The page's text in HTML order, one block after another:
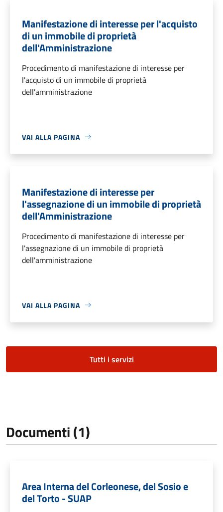
Manifestazione di interesse per l'acquisto
di un immobile di proprietà
dell'Amministrazione
Procedimento di manifestazione di interesse per
l'acquisto di un immobile di proprietà
dell'amministrazione
VAI ALLA PAGINA
Manifestazione di interesse per
l'assegnazione di un immobile di proprietà
dell'Amministrazione
Procedimento di manifestazione di interesse per
l'assegnazione di un immobile di proprietà
dell'amministrazione
VAI ALLA PAGINA
Tutti i servizi
Documenti (1)
Area Interna del Corleonese, del Sosio e
del Torto - SUAP